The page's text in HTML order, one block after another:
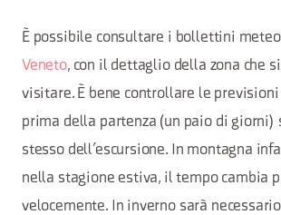
È possibile consultare i bollettini
Veneto, con il dettaglio della zona che
visitare. È bene controllare le
prima della partenza (un paio di giorni)
stesso dell’escursione. In montagna
nella stagione estiva, il tempo cambia
velocemente. In inverno sarà